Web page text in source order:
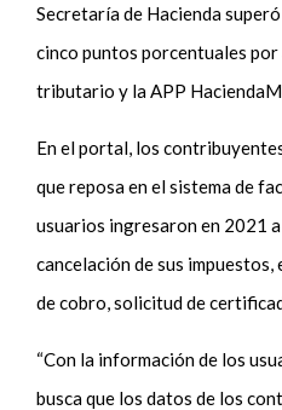
Secretaría de Hacienda
cinco puntos porcentuales
tributario y la APP
En el portal, los
que reposa en el sistema de
usuarios ingresaron en 2021
cancelación de sus
de cobro, solicitud de
“Con la información de los
busca que los datos de los